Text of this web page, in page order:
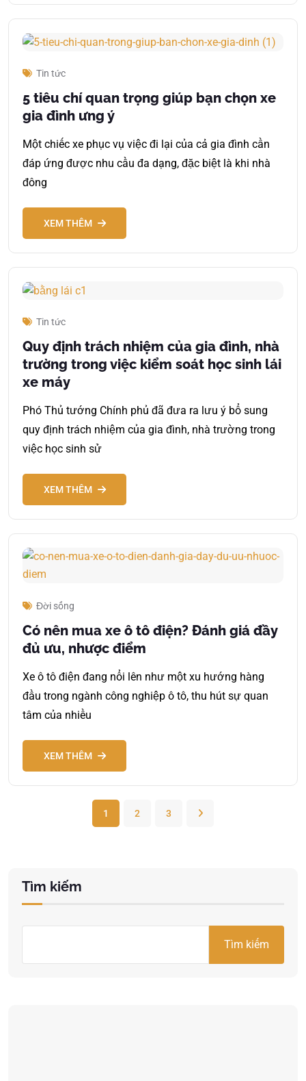
Tin tức
5 tiêu chí quan trọng giúp bạn chọn xe
gia đình ưng ý
Một chiếc xe phục vụ việc đi lại của cả gia đình cần
đáp ứng được nhu cầu đa dạng, đặc biệt là khi nhà
đông
XEM THÊM
Tin tức
Quy định trách nhiệm của gia đình, nhà
trường trong việc kiểm soát học sinh lái
xe máy
Phó Thủ tướng Chính phủ đã đưa ra lưu ý bổ sung
quy định trách nhiệm của gia đình, nhà trường trong
việc học sinh sử
XEM THÊM
Đời sống
Có nên mua xe ô tô điện? Đánh giá đầy
đủ ưu, nhược điểm
Xe ô tô điện đang nổi lên như một xu hướng hàng
đầu trong ngành công nghiệp ô tô, thu hút sự quan
tâm của nhiều
XEM THÊM
1 2 3
Tìm kiếm
Tìm kiếm